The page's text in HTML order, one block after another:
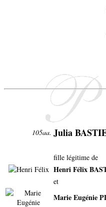
105aa. Julia
fille légitime de
Henri Félix
et
Marie Eugénie